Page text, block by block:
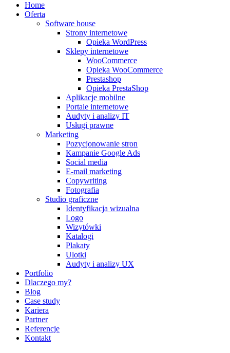
Home
Oferta
Software house
Strony internetowe
Opieka WordPress
Sklepy internetowe
WooCommerce
Opieka WooCommerce
Prestashop
Opieka PrestaShop
Aplikacje mobilne
Portale internetowe
Audyty i analizy IT
Usługi prawne
Marketing
Pozycjonowanie stron
Kampanie Google Ads
Social media
E-mail marketing
Copywriting
Fotografia
Studio graficzne
Identyfikacja wizualna
Logo
Wizytówki
Katalogi
Plakaty
Ulotki
Audyty i analizy UX
Portfolio
Dlaczego my?
Blog
Case study
Kariera
Partner
Referencje
Kontakt